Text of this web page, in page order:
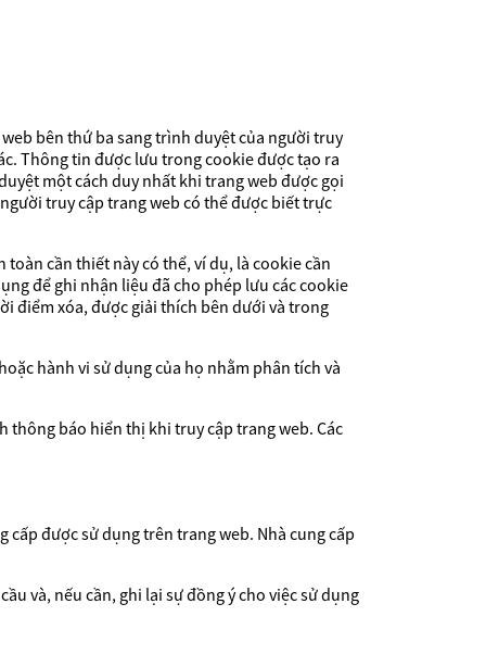
bên thứ ba sang trình duyệt của người truy
Thông tin được lưu trong cookie được tạo ra
một cách duy nhất khi trang web được gọi
truy cập trang web có thể được biết trực
cần thiết này có thể, ví dụ, là cookie cần
để ghi nhận liệu đã cho phép lưu các cookie
điểm xóa, được giải thích bên dưới và trong
hành vi sử dụng của họ nhằm phân tích và
thông báo hiển thị khi truy cập trang web. Các
cấp được sử dụng trên trang web. Nhà cung cấp
và, nếu cần, ghi lại sự đồng ý cho việc sử dụng